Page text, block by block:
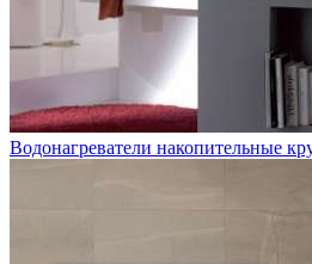
Водонагреватели накопительные